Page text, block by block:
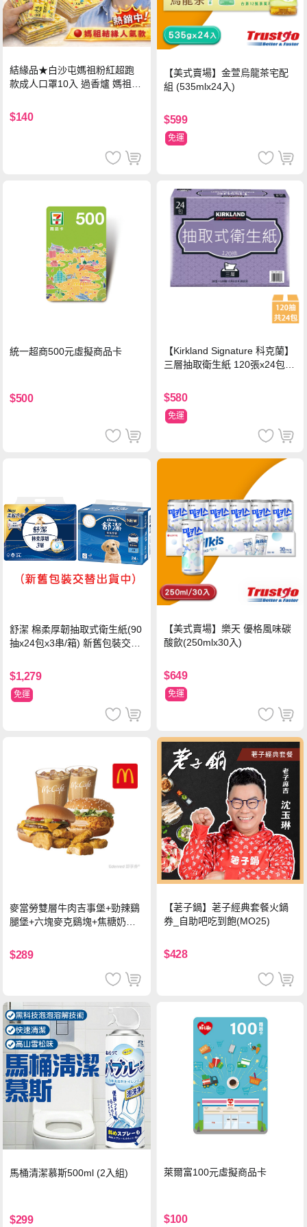
結緣品★白沙屯媽祖粉紅超跑
款成人口罩10入 過香爐 媽祖加
$140
【美式賣場】金萱烏龍茶宅配
組 (535mlx24入)
$599
免運
統一超商500元虛擬商品卡
$500
【Kirkland Signature 科克蘭】
三層抽取衛生紙 120張x24包x1
$580
免運
舒潔 棉柔厚韌抽取式衛生紙(90
抽x24包x3串/箱) 新舊包裝交替
$1,279
免運
【美式賣場】樂天 優格風味碳
酸飲(250mlx30入)
$649
免運
麥當勞雙層牛肉吉事堡+勁辣鷄
腿堡+六塊麥克鷄塊+焦糖奶茶
$289
【荖子鍋】荖子經典套餐火鍋
券_自助吧吃到飽(MO25)
$428
馬桶清潔慕斯500ml (2入組)
$299
萊爾富100元虛擬商品卡
$100